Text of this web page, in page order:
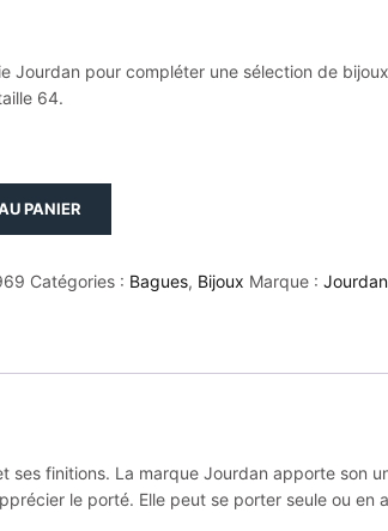
Jourdan pour compléter une sélection de
64.
PANIER
Catégories : Bagues, Bijoux Marque : Jourdan
finitions. La marque Jourdan apporte son
le porté. Elle peut se porter seule ou en